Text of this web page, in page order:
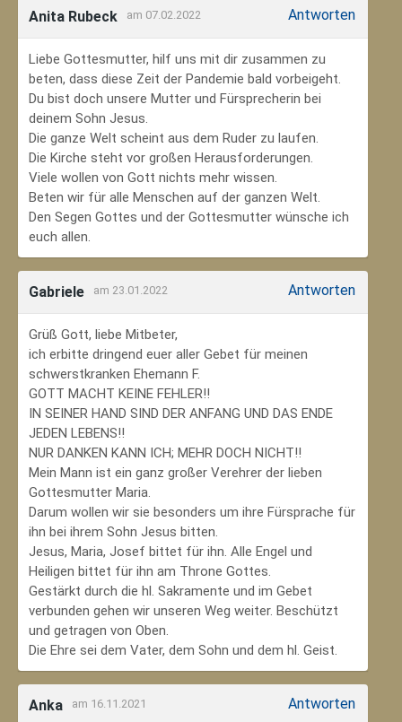
Anita Rubeck am 07.02.2022 Antworten
Liebe Gottesmutter, hilf uns mit dir zusammen zu
beten, dass diese Zeit der Pandemie bald vorbeigeht.
Du bist doch unsere Mutter und Fürsprecherin bei
deinem Sohn Jesus.
Die ganze Welt scheint aus dem Ruder zu laufen.
Die Kirche steht vor großen Herausforderungen.
Viele wollen von Gott nichts mehr wissen.
Beten wir für alle Menschen auf der ganzen Welt.
Den Segen Gottes und der Gottesmutter wünsche ich
euch allen.
Gabriele am 23.01.2022 Antworten
Grüß Gott, liebe Mitbeter,
ich erbitte dringend euer aller Gebet für meinen
schwerstkranken Ehemann F.
GOTT MACHT KEINE FEHLER!!
IN SEINER HAND SIND DER ANFANG UND DAS ENDE
JEDEN LEBENS!!
NUR DANKEN KANN ICH; MEHR DOCH NICHT!!
Mein Mann ist ein ganz großer Verehrer der lieben
Gottesmutter Maria.
Darum wollen wir sie besonders um ihre Fürsprache für
ihn bei ihrem Sohn Jesus bitten.
Jesus, Maria, Josef bittet für ihn. Alle Engel und
Heiligen bittet für ihn am Throne Gottes.
Gestärkt durch die hl. Sakramente und im Gebet
verbunden gehen wir unseren Weg weiter. Beschützt
und getragen von Oben.
Die Ehre sei dem Vater, dem Sohn und dem hl. Geist.
Anka am 16.11.2021 Antworten